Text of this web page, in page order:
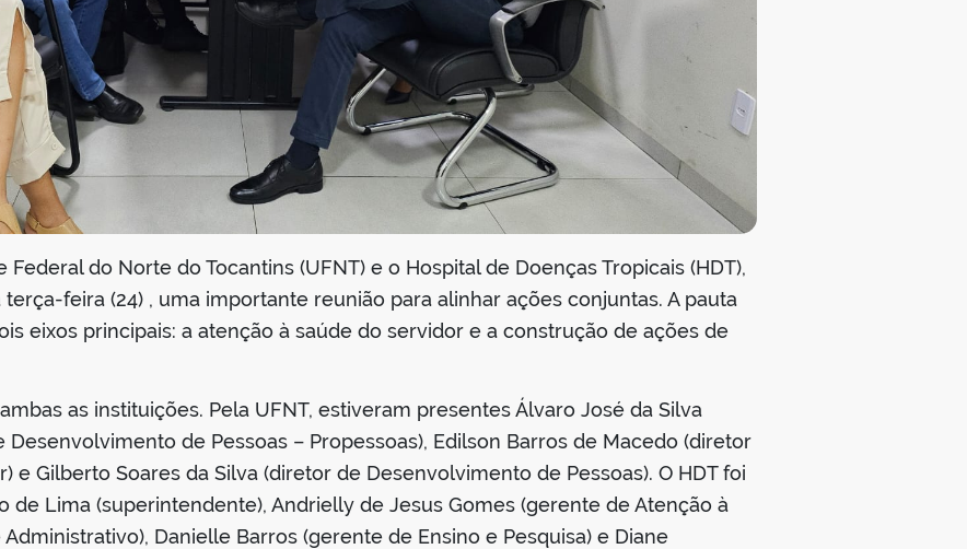
Federal do Norte do Tocantins (UFNT) e o Hospital de Doenças Tropicais (HDT),
feira (24) , uma importante reunião para alinhar ações conjuntas. A pauta
eixos principais: a atenção à saúde do servidor e a construção de ações de
as instituições. Pela UFNT, estiveram presentes Álvaro José da Silva
de Pessoas – Propessoas), Edilson Barros de Macedo (diretor
e Gilberto Soares da Silva (diretor de Desenvolvimento de Pessoas). O HDT foi
de Lima (superintendente), Andrielly de Jesus Gomes (gerente de Atenção à
Danielle Barros (gerente de Ensino e Pesquisa) e Diane